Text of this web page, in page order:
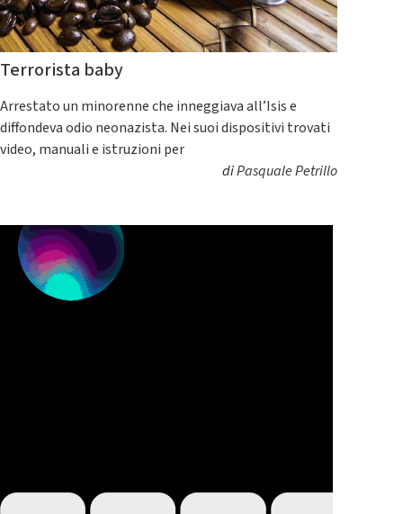
Terrorista baby
Arrestato un minorenne che inneggiava all’Isis e
diffondeva odio neonazista. Nei suoi dispositivi trovati
video, manuali e istruzioni per
diPasquale Petrillo